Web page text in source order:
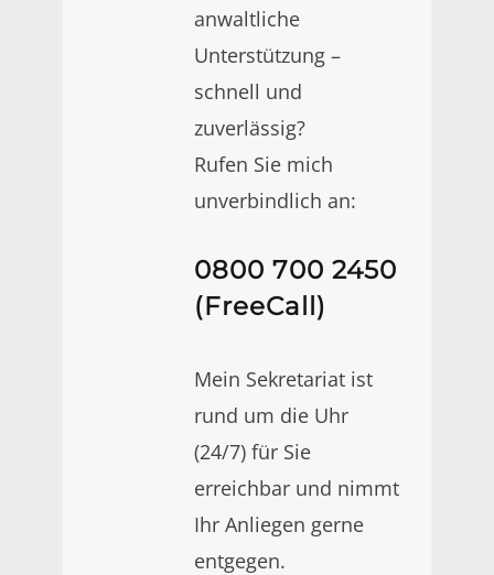
anwaltliche
Unterstützung –
schnell und
zuverlässig?
Rufen Sie mich
unverbindlich an:
0800 700 2450
(FreeCall)
Mein Sekretariat ist
rund um die Uhr
(24/7) für Sie
erreichbar und nimmt
Ihr Anliegen gerne
entgegen.